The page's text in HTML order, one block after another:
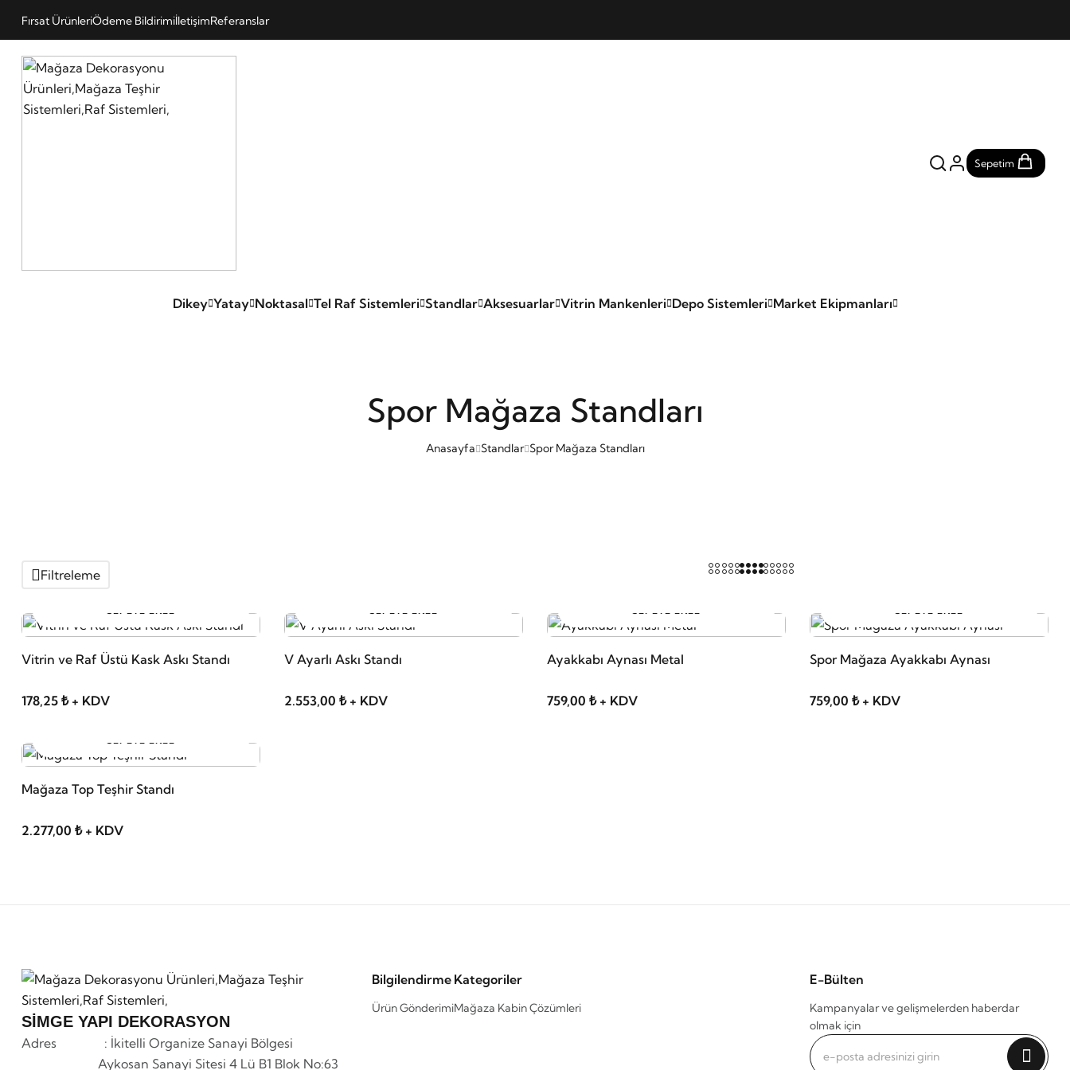
Fırsat ÜrünleriÖdeme BildirimiİletişimReferanslar
Sepetim
Dikey Yatay Noktasal Tel Raf Sistemleri Standlar Aksesuarlar Vitrin Mankenleri Depo Sistemleri Market Ekipmanları
Spor Mağaza Standları
Anasayfa Standlar Spor Mağaza Standları
Filtreleme
SEPETE EKLE
Vitrin ve Raf Üstü Kask Askı Standı
178,25 ₺ + KDV
SEPETE EKLE
V Ayarlı Askı Standı
2.553,00 ₺ + KDV
SEPETE EKLE
Ayakkabı Aynası Metal
759,00 ₺ + KDV
SEPETE EKLE
Spor Mağaza Ayakkabı Aynası
759,00 ₺ + KDV
SEPETE EKLE
Mağaza Top Teşhir Standı
2.277,00 ₺ + KDV
SİMGE YAPI DEKORASYON
Adres : İkitelli Organize Sanayi Bölgesi
Aykosan Sanayi Sitesi 4 Lü B1 Blok No:63
Bilgilendirme
Ürün Gönderimi
Kategoriler
Mağaza Kabin Çözümleri
E-Bülten
Kampanyalar ve gelişmelerden haberdar
olmak için